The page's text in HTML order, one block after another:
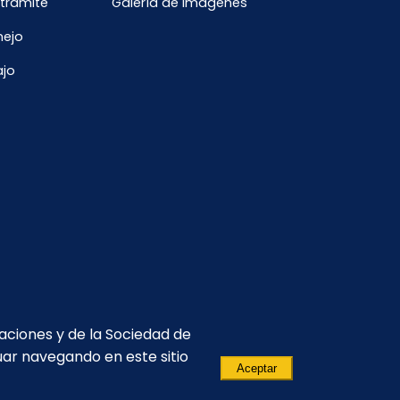
y de la Sociedad de
navegando en este sitio
Aceptar